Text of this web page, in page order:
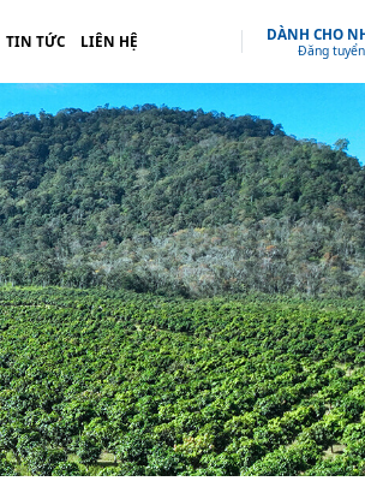
TIN TỨC LIÊN HỆ DÀNH CHO
Đăng